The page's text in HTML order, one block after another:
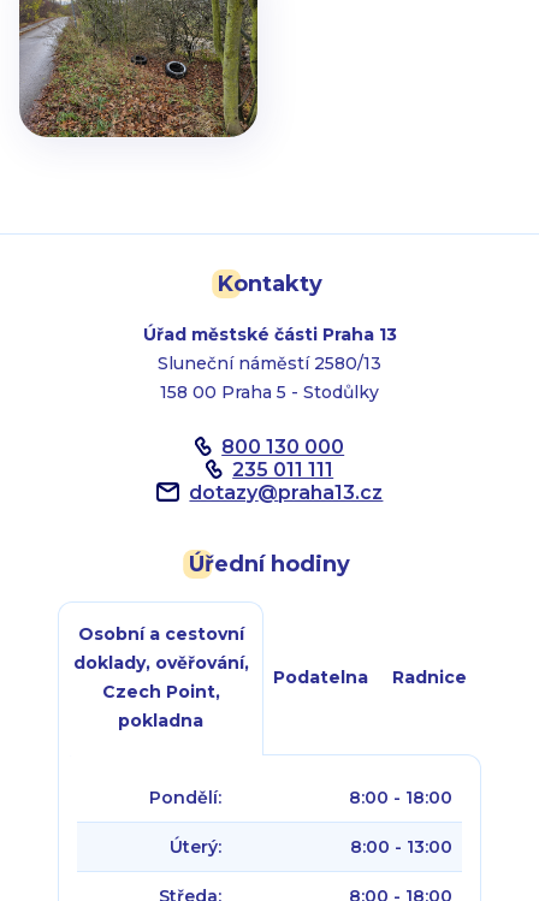
Kontakty
Úřad městské části Praha 13
Sluneční náměstí 2580/13
158 00 Praha 5 - Stodůlky
800 130 000
235 011 111
dotazy@praha13.cz
Úřední hodiny
Osobní a cestovní
doklady, ověřování,
Czech Point,
pokladna
Podatelna Radnice
Pondělí: 8:00 - 18:00
Úterý: 8:00 - 13:00
Středa: 8:00 - 18:00